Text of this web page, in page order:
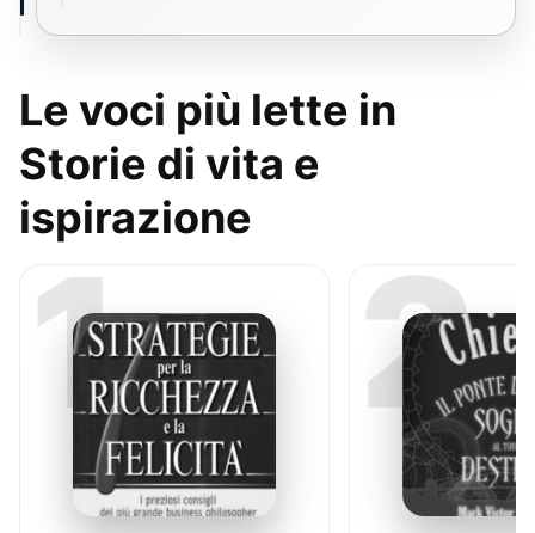
Le voci più lette in
Storie di vita e
ispirazione
1 2